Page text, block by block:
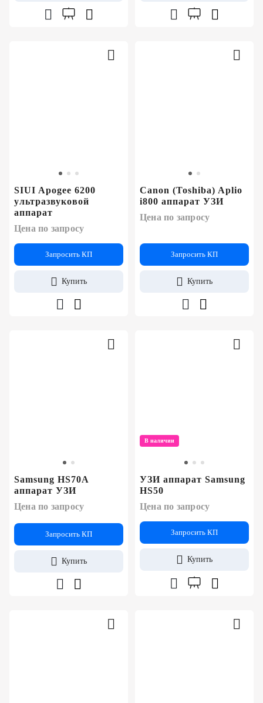
SIUI Apogee 6200
ультразвуковой
аппарат
Цена по запросу
Запросить КП
Купить
Canon (Toshiba) Aplio
i800 аппарат УЗИ
Цена по запросу
Запросить КП
Купить
Samsung HS70A
аппарат УЗИ
Цена по запросу
Запросить КП
Купить
В наличии
УЗИ аппарат Samsung
HS50
Цена по запросу
Запросить КП
Купить